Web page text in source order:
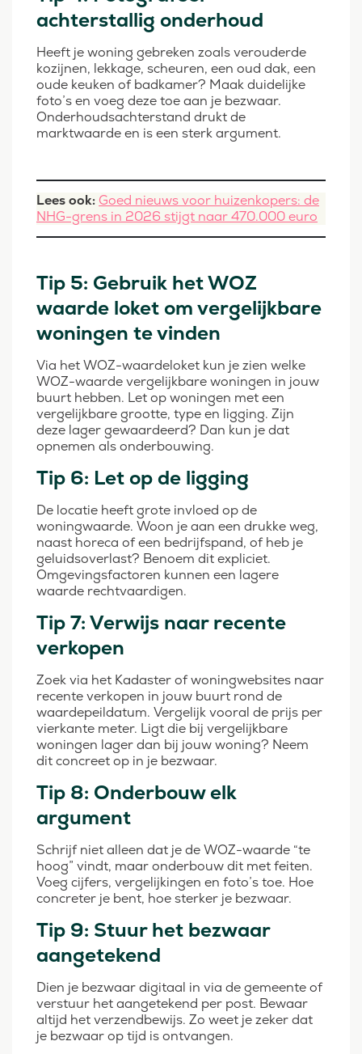
achterstallig onderhoud
Heeft je woning gebreken zoals verouderde
kozijnen, lekkage, scheuren, een oud dak, een
oude keuken of badkamer? Maak duidelijke
foto’s en voeg deze toe aan je bezwaar.
Onderhoudsachterstand drukt de
marktwaarde en is een sterk argument.
Lees ook: Goed nieuws voor huizenkopers: de
NHG-grens in 2026 stijgt naar 470.000 euro
Tip 5: Gebruik het WOZ
waarde loket om vergelijkbare
woningen te vinden
Via het WOZ-waardeloket kun je zien welke
WOZ-waarde vergelijkbare woningen in jouw
buurt hebben. Let op woningen met een
vergelijkbare grootte, type en ligging. Zijn
deze lager gewaardeerd? Dan kun je dat
opnemen als onderbouwing.
Tip 6: Let op de ligging
De locatie heeft grote invloed op de
woningwaarde. Woon je aan een drukke weg,
naast horeca of een bedrijfspand, of heb je
geluidsoverlast? Benoem dit expliciet.
Omgevingsfactoren kunnen een lagere
waarde rechtvaardigen.
Tip 7: Verwijs naar recente
verkopen
Zoek via het Kadaster of woningwebsites naar
recente verkopen in jouw buurt rond de
waardepeildatum. Vergelijk vooral de prijs per
vierkante meter. Ligt die bij vergelijkbare
woningen lager dan bij jouw woning? Neem
dit concreet op in je bezwaar.
Tip 8: Onderbouw elk
argument
Schrijf niet alleen dat je de WOZ-waarde “te
hoog” vindt, maar onderbouw dit met feiten.
Voeg cijfers, vergelijkingen en foto’s toe. Hoe
concreter je bent, hoe sterker je bezwaar.
Tip 9: Stuur het bezwaar
aangetekend
Dien je bezwaar digitaal in via de gemeente of
verstuur het aangetekend per post. Bewaar
altijd het verzendbewijs. Zo weet je zeker dat
je bezwaar op tijd is ontvangen.